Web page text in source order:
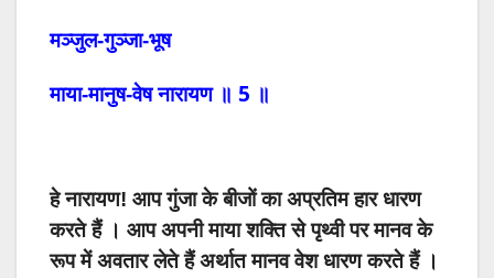
मञ्जुल-गुञ्जा-भूष
माया-मानुष-वेष नारायण ॥ 5 ॥
हे नारायण! आप गुंजा के बीजों का अप्रतिम हार धारण
करते हैं । आप अपनी माया शक्ति से पृथ्वी पर मानव के
रूप में अवतार लेते हैं अर्थात मानव वेश धारण करते हैं ।